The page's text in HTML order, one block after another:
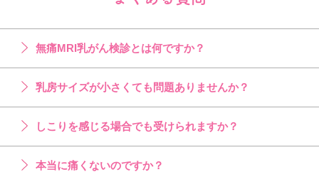
無痛MRI乳がん検診とは何ですか？
乳房サイズが小さくても問題ありませんか？
しこりを感じる場合でも受けられますか？
本当に痛くないのですか？